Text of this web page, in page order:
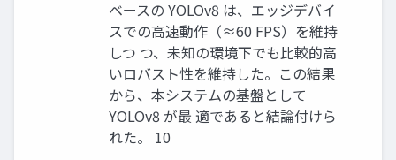
ベースの YOLOv8 は、エッジデバイ
スでの高速動作（≈60 FPS）を維持
しつ つ、未知の環境下でも比較的高
いロバスト性を維持した。この結果
から、本システムの基盤として
YOLOv8 が最 適であると結論付けら
れた。 10